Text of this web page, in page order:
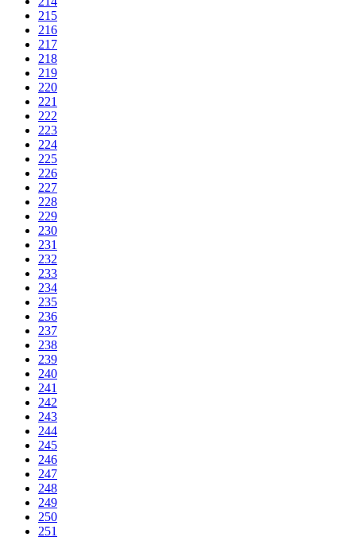
215
216
217
218
219
220
221
222
223
224
225
226
227
228
229
230
231
232
233
234
235
236
237
238
239
240
241
242
243
244
245
246
247
248
249
250
251